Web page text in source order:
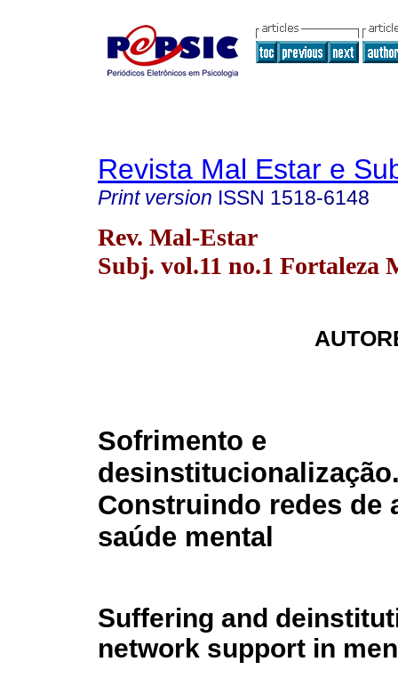
Revista Mal Estar e
Print version ISSN 1518-6148
Rev. Mal-Estar
Subj. vol.11 no.1 Fortaleza
Sofrimento e
Construindo redes de
saúde mental
Suffering and
network support in